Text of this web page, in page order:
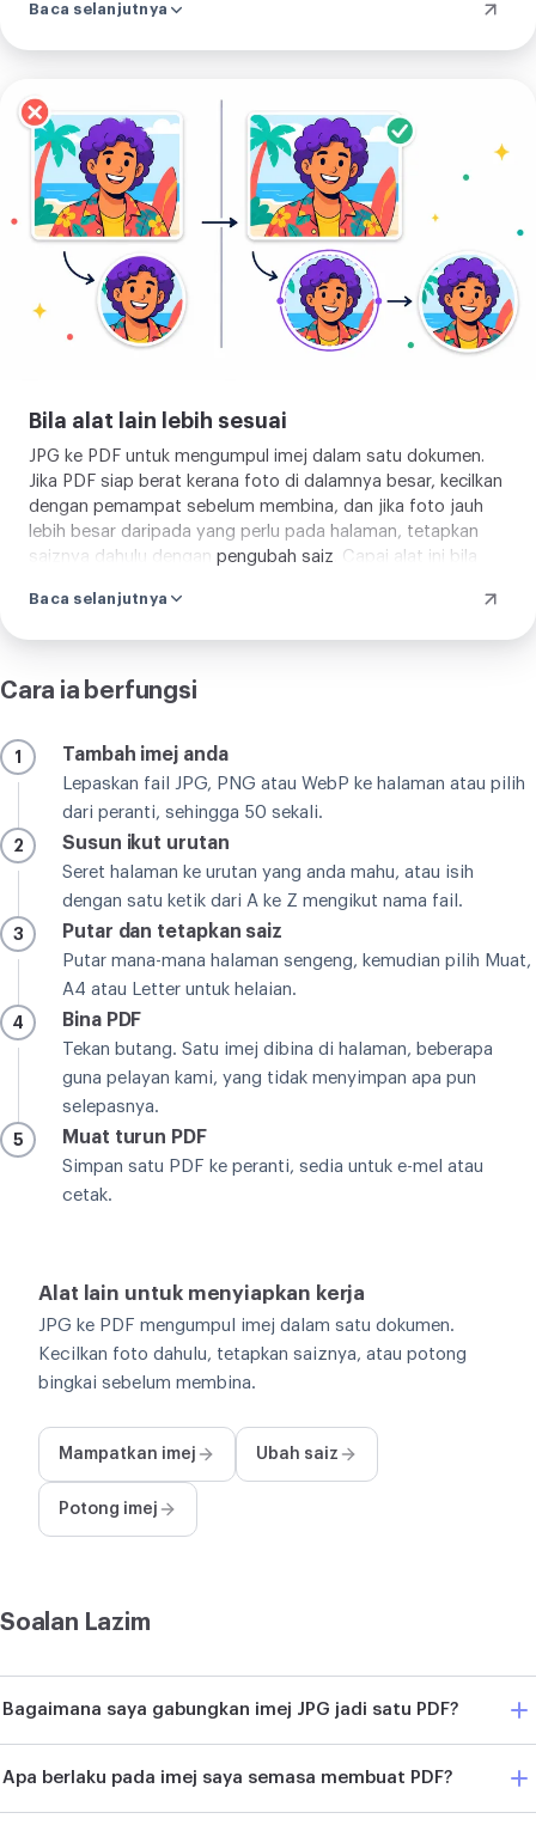
rata boleh menunjukkan artifak samar pada zum penuh di
Baca selanjutnya
Tukar
JPG
Bila alat lain lebih sesuai
JPG ke PDF untuk mengumpul imej dalam satu dokumen.
Jika PDF siap berat kerana foto di dalamnya besar, kecilkan
dengan pemampat sebelum membina, dan jika foto jauh
lebih besar daripada yang perlu pada halaman, tetapkan
saiznya dahulu dengan pengubah saiz . Capai alat ini bila
dimensi yang mesti berubah.
Baca selanjutnya
Cara ia berfungsi
1 Tambah imej anda
Lepaskan fail JPG, PNG atau WebP ke halaman atau pilih
dari peranti, sehingga 50 sekali.
2 Susun ikut urutan
Seret halaman ke urutan yang anda mahu, atau isih
dengan satu ketik dari A ke Z mengikut nama fail.
3 Putar dan tetapkan saiz
Putar mana-mana halaman sengeng, kemudian pilih Muat,
A4 atau Letter untuk helaian.
4 Bina PDF
Tekan butang. Satu imej dibina di halaman, beberapa
guna pelayan kami, yang tidak menyimpan apa pun
selepasnya.
5 Muat turun PDF
Simpan satu PDF ke peranti, sedia untuk e-mel atau
cetak.
Alat lain untuk menyiapkan kerja
JPG ke PDF mengumpul imej dalam satu dokumen.
Kecilkan foto dahulu, tetapkan saiznya, atau potong
bingkai sebelum membina.
Mampatkan imej Ubah saiz
Potong imej
Soalan Lazim
Bagaimana saya gabungkan imej JPG jadi satu PDF?
Apa berlaku pada imej saya semasa membuat PDF?